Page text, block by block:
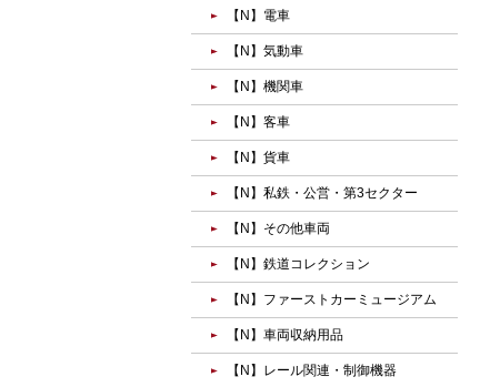
【N】電車
【N】気動車
【N】機関車
【N】客車
【N】貨車
【N】私鉄・公営・第3セクター
【N】その他車両
【N】鉄道コレクション
【N】ファーストカーミュージアム
【N】車両収納用品
【N】レール関連・制御機器